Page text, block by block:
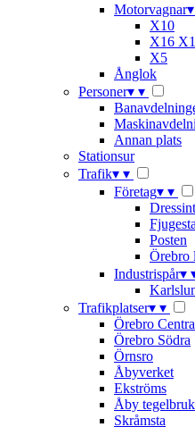
Motorvagnar▾
X10
X16
X5
Ånglok
Personer▾ ▾
Annan plats
Stationsur
Trafik▾ ▾
Företag▾ ▾
Posten
Örebro
Industrispår▾
Trafikplatser▾ ▾
Örebro
Örebro Södra
Örnsro
Åbyverket
Ekströms
Åby tegelbruk
Skråmsta